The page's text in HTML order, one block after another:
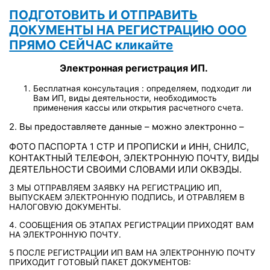
ПОДГОТОВИТЬ И ОТПРАВИТЬ
ДОКУМЕНТЫ НА РЕГИСТРАЦИЮ ООО
ПРЯМО СЕЙЧАС кликайте
Электронная регистрация ИП.
Бесплатная консультация : определяем, подходит ли
Вам ИП, виды деятельности, необходимость
применения кассы или открытия расчетного счета.
2. Вы предоставляете данные – можно электронно –
ФОТО ПАСПОРТА 1 СТР И ПРОПИСКИ и ИНН, СНИЛС,
КОНТАКТНЫЙ ТЕЛЕФОН, ЭЛЕКТРОННУЮ ПОЧТУ, ВИДЫ
ДЕЯТЕЛЬНОСТИ СВОИМИ СЛОВАМИ ИЛИ ОКВЭДЫ.
3 МЫ ОТПРАВЛЯЕМ ЗАЯВКУ НА РЕГИСТРАЦИЮ ИП,
ВЫПУСКАЕМ ЭЛЕКТРОННУЮ ПОДПИСЬ, И ОТРАВЛЯЕМ В
НАЛОГОВУЮ ДОКУМЕНТЫ.
4. СООБЩЕНИЯ ОБ ЭТАПАХ РЕГИСТРАЦИИ ПРИХОДЯТ ВАМ
НА ЭЛЕКТРОННУЮ ПОЧТУ.
5 ПОСЛЕ РЕГИСТРАЦИИ ИП ВАМ НА ЭЛЕКТРОННУЮ ПОЧТУ
ПРИХОДИТ ГОТОВЫЙ ПАКЕТ ДОКУМЕНТОВ: